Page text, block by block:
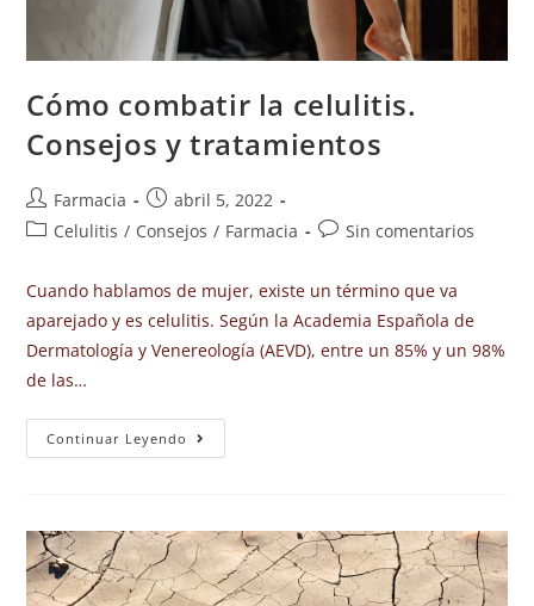
Cómo combatir la celulitis.
Consejos y tratamientos
Farmacia
abril 5, 2022
Celulitis / Consejos / Farmacia Sin comentarios
Cuando hablamos de mujer, existe un término que va
aparejado y es celulitis. Según la Academia Española de
Dermatología y Venereología (AEVD), entre un 85% y un 98%
de las…
Continuar Leyendo